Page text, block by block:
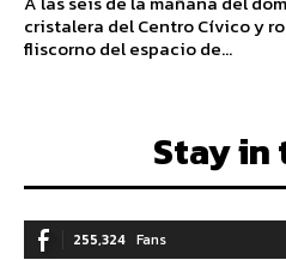
cristalera del Centro Cívico y
fliscorno del espacio de...
Stay in
255,324 Fans